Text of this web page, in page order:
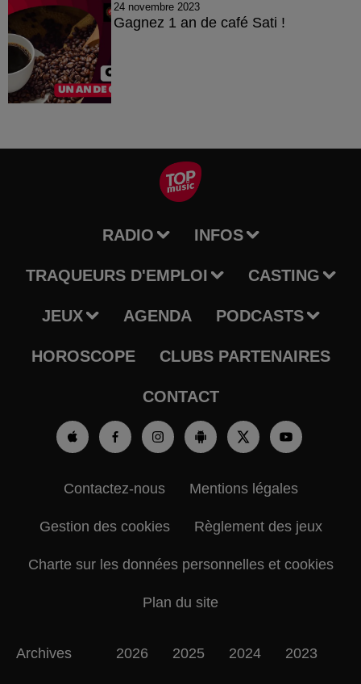
24 novembre 2023
Gagnez 1 an de café Sati !
RADIO INFOS
TRAQUEURS D'EMPLOI CASTING
JEUX AGENDA PODCASTS
HOROSCOPE CLUBS PARTENAIRES
CONTACT
Contactez-nous Mentions légales
Gestion des cookies Règlement des jeux
Charte sur les données personnelles et cookies
Plan du site
Archives 2026 2025 2024 2023